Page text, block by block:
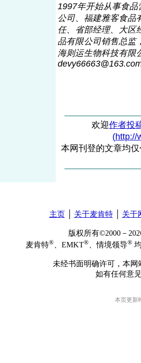
1997年开始从事食
公司、福建雅客食品
任、省部经理、大区
品有限公司销售总监
海则运生物科技有限
devy66663@163
欢迎作者投
(http://
本网刊登的文章均
主页│ 关于麦肯特│ 关于
版权所有©2000－
麦肯特® 、EMKT® 、情境领导®
未经书面明确许可，本
如有任何意
本页更新